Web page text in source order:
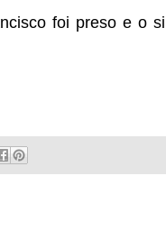
foi preso e o